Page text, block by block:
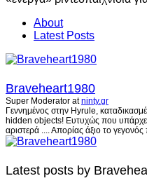
About
Latest Posts
Braveheart1980
Super Moderator atninty.gr
Γεννημένος στην Hyrule,
hidden objects! Ευτυχώς που
αριστερά .... Απορίας άξιο το
Latest posts by